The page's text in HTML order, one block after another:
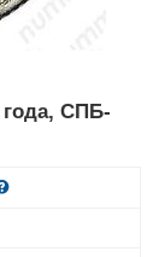
года, СПБ-